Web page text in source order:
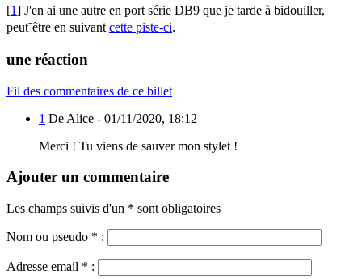
[1] J'en ai une autre en port série DB9 que je tarde à bidouiller,
peut⁻être en suivant cette piste-ci.
une réaction
Fil des commentaires de ce billet
1 De Alice - 01/11/2020, 18:12
Merci ! Tu viens de sauver mon stylet !
Ajouter un commentaire
Les champs suivis d'un * sont obligatoires
Nom ou pseudo * :
Adresse email * :